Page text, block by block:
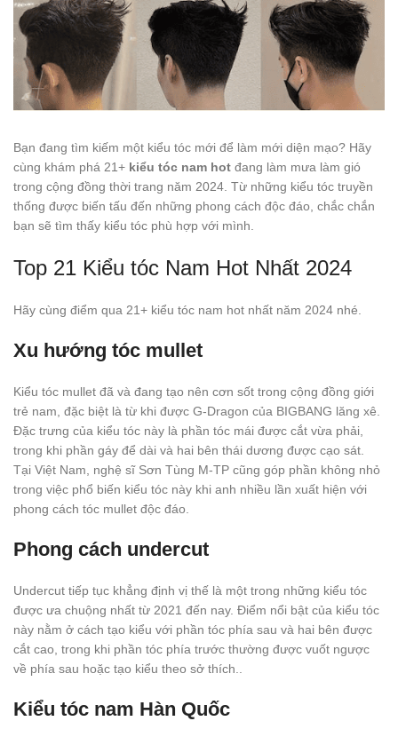
Bạn đang tìm kiếm một kiểu tóc mới để làm mới diện mạo? Hãy
cùng khám phá 21+ kiểu tóc nam hot đang làm mưa làm gió
trong cộng đồng thời trang năm 2024. Từ những kiểu tóc truyền
thống được biến tấu đến những phong cách độc đáo, chắc chắn
bạn sẽ tìm thấy kiểu tóc phù hợp với mình.
Top 21 Kiểu tóc Nam Hot Nhất 2024
Hãy cùng điểm qua 21+ kiểu tóc nam hot nhất năm 2024 nhé.
Xu hướng tóc mullet
Kiểu tóc mullet đã và đang tạo nên cơn sốt trong cộng đồng giới
trẻ nam, đặc biệt là từ khi được G-Dragon của BIGBANG lăng xê.
Đặc trưng của kiểu tóc này là phần tóc mái được cắt vừa phải,
trong khi phần gáy để dài và hai bên thái dương được cạo sát.
Tại Việt Nam, nghệ sĩ Sơn Tùng M-TP cũng góp phần không nhỏ
trong việc phổ biến kiểu tóc này khi anh nhiều lần xuất hiện với
phong cách tóc mullet độc đáo.
Phong cách undercut
Undercut tiếp tục khẳng định vị thế là một trong những kiểu tóc
được ưa chuộng nhất từ 2021 đến nay. Điểm nổi bật của kiểu tóc
này nằm ở cách tạo kiểu với phần tóc phía sau và hai bên được
cắt cao, trong khi phần tóc phía trước thường được vuốt ngược
về phía sau hoặc tạo kiểu theo sở thích..
Kiểu tóc nam Hàn Quốc